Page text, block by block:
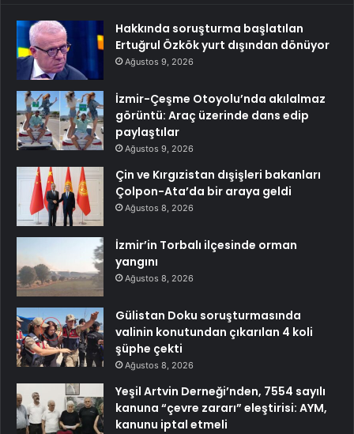
Hakkında soruşturma başlatılan
Ertuğrul Özkök yurt dışından dönüyor
Ağustos 9, 2026
İzmir-Çeşme Otoyolu’nda akılalmaz
görüntü: Araç üzerinde dans edip
paylaştılar
Ağustos 9, 2026
Çin ve Kırgızistan dışişleri bakanları
Çolpon-Ata’da bir araya geldi
Ağustos 8, 2026
İzmir’in Torbalı ilçesinde orman
yangını
Ağustos 8, 2026
Gülistan Doku soruşturmasında
valinin konutundan çıkarılan 4 koli
şüphe çekti
Ağustos 8, 2026
Yeşil Artvin Derneği’nden, 7554 sayılı
kanuna “çevre zararı” eleştirisi: AYM,
kanunu iptal etmeli